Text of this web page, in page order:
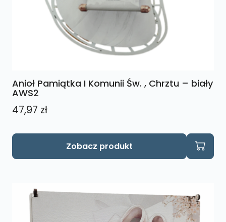
Anioł Pamiątka I Komunii Św. , Chrztu – biały
AWS2
47,97 zł
Zobacz produkt